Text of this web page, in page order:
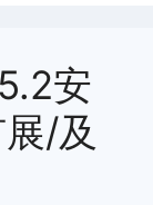
安
/及